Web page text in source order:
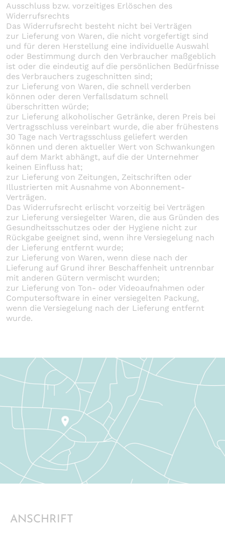
Ausschluss bzw. vorzeitiges Erlöschen des
Widerrufsrechts
Das Widerrufsrecht besteht nicht bei Verträgen
zur Lieferung von Waren, die nicht vorgefertigt sind
und für deren Herstellung eine individuelle Auswahl
oder Bestimmung durch den Verbraucher maßgeblich
ist oder die eindeutig auf die persönlichen Bedürfnisse
des Verbrauchers zugeschnitten sind;
zur Lieferung von Waren, die schnell verderben
können oder deren Verfallsdatum schnell
überschritten würde;
zur Lieferung alkoholischer Getränke, deren Preis bei
Vertragsschluss vereinbart wurde, die aber frühestens
30 Tage nach Vertragsschluss geliefert werden
können und deren aktueller Wert von Schwankungen
auf dem Markt abhängt, auf die der Unternehmer
keinen Einfluss hat;
zur Lieferung von Zeitungen, Zeitschriften oder
Illustrierten mit Ausnahme von Abonnement-
Verträgen.
Das Widerrufsrecht erlischt vorzeitig bei Verträgen
zur Lieferung versiegelter Waren, die aus Gründen des
Gesundheitsschutzes oder der Hygiene nicht zur
Rückgabe geeignet sind, wenn ihre Versiegelung nach
der Lieferung entfernt wurde;
zur Lieferung von Waren, wenn diese nach der
Lieferung auf Grund ihrer Beschaffenheit untrennbar
mit anderen Gütern vermischt wurden;
zur Lieferung von Ton- oder Videoaufnahmen oder
Computersoftware in einer versiegelten Packung,
wenn die Versiegelung nach der Lieferung entfernt
wurde.
ANSCHRIFT